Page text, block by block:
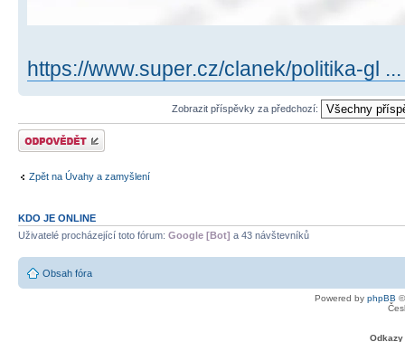
https://www.super.cz/clanek/politika-gl
Zobrazit příspěvky za předchozí:
Odeslat odpověď
Zpět na Úvahy a zamyšlení
KDO JE ONLINE
Uživatelé procházející toto fórum: Google [Bot] a 43 návštevníků
Obsah fóra
Powered by phpBB